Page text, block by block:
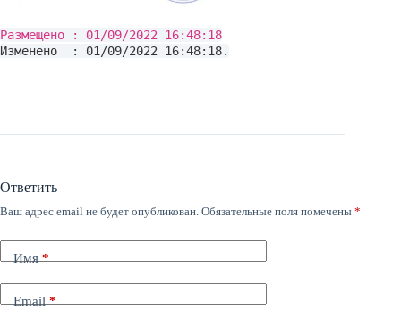
Размещено : 01/09/2022 16:48:18
Изменено : 01/09/2022 16:48:18.
Ответить
Ваш адрес email не будет опубликован. Обязательные поля помечены *
Имя*
Email*